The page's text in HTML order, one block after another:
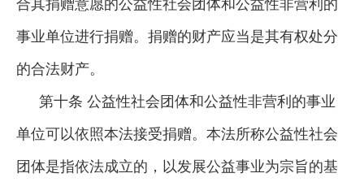
合其捐赠意愿的公益性社会团体和公益性非营利的
事业单位进行捐赠。捐赠的财产应当是其有权处分
的合法财产。
第十条 公益性社会团体和公益性非营利的事业
单位可以依照本法接受捐赠。本法所称公益性社会
团体是指依法成立的，以发展公益事业为宗旨的基